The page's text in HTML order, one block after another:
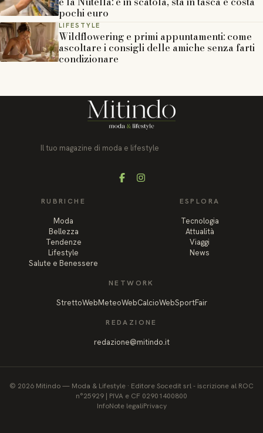
pochi euro
LIFESTYLE
Wildflowering e primi appuntamenti: come
ascoltare i consigli delle amiche senza farti
condizionare
Il tuo magazine di moda e lifestyle
FacebookInstagram
RUBRICHE
Moda
Bellezza
Tendenze
Lifestyle
Salute e Benessere
ESPLORA
Tecnologia
Attualità
Viaggi
News
NETWORK
StrettoWebMeteoWebCalcioWebSportFair
REDAZIONE
redazione@mitindo.it
© 2026 Mitindo— Moda & Lifestyle · Editore Socedit srl - iscrizione al ROC
n°25929 | PIVA e CF 02901400800
InfoNote legaliPrivacy